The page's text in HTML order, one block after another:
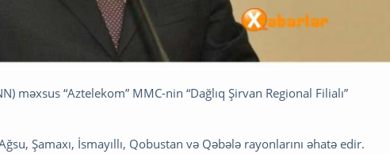
məxsus “Aztelekom” MMC-nin “Dağlıq Şirvan Regional Filialı”
Şamaxı, İsmayıllı, Qobustan və Qəbələ rayonlarını əhatə edir.